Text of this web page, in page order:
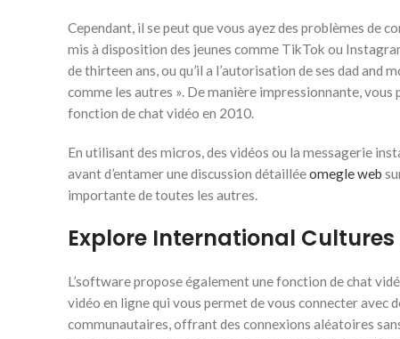
Cependant, il se peut que vous ayez des problèmes de
mis à disposition des jeunes comme TikTok ou
de thirteen ans, ou qu’il a l’autorisation de ses dad and
comme les autres ». De manière impressionnante,
fonction de chat vidéo en 2010.
En utilisant des micros, des vidéos ou la messagerie
avant d’entamer une discussion détailléeomegle web
importante de toutes les autres.
Explore International
L’software propose également une fonction de chat
vidéo en ligne qui vous permet de vous connecter
communautaires, offrant des connexions aléatoires